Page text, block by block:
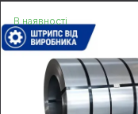
В наявності